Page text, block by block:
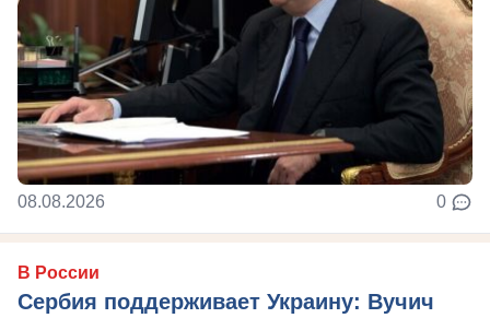
08.08.2026 0
В России
Сербия поддерживает Украину: Вучич